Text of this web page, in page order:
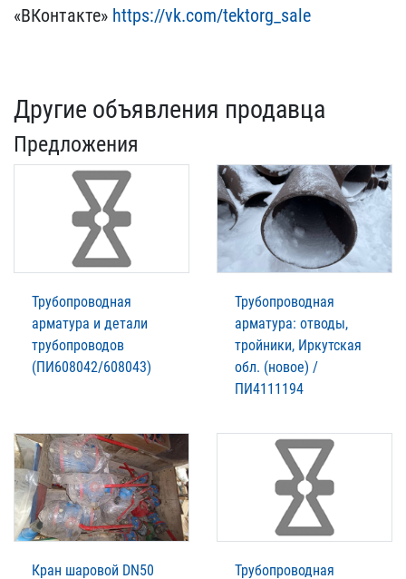
«ВКон​такте» https://vk.com/te​ktorg_sale
Другие объявления продавца
Предложения
Трубопроводная
арматура и детали
трубопроводов
(ПИ608042/608043)
Трубопроводная
арматура: отводы,
тройники, Иркутская
обл. (новое) /
ПИ4111194
Кран шаровой DN50 Трубопроводная